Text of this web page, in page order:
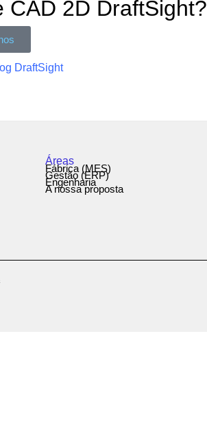
CAD 2D DraftSight?
DraftSight
Áreas
Fábrica (MES)
Gestão (ERP)
Engenharia
A nossa proposta